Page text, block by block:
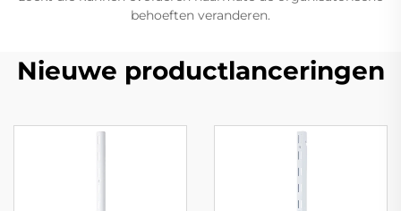
behoeften veranderen.
Nieuwe productlanceringen